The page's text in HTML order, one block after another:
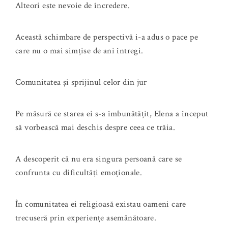
Alteori este nevoie de încredere.
Această schimbare de perspectivă i-a adus o pace pe
care nu o mai simțise de ani întregi.
Comunitatea și sprijinul celor din jur
Pe măsură ce starea ei s-a îmbunătățit, Elena a început
să vorbească mai deschis despre ceea ce trăia.
A descoperit că nu era singura persoană care se
confrunta cu dificultăți emoționale.
În comunitatea ei religioasă existau oameni care
trecuseră prin experiențe asemănătoare.